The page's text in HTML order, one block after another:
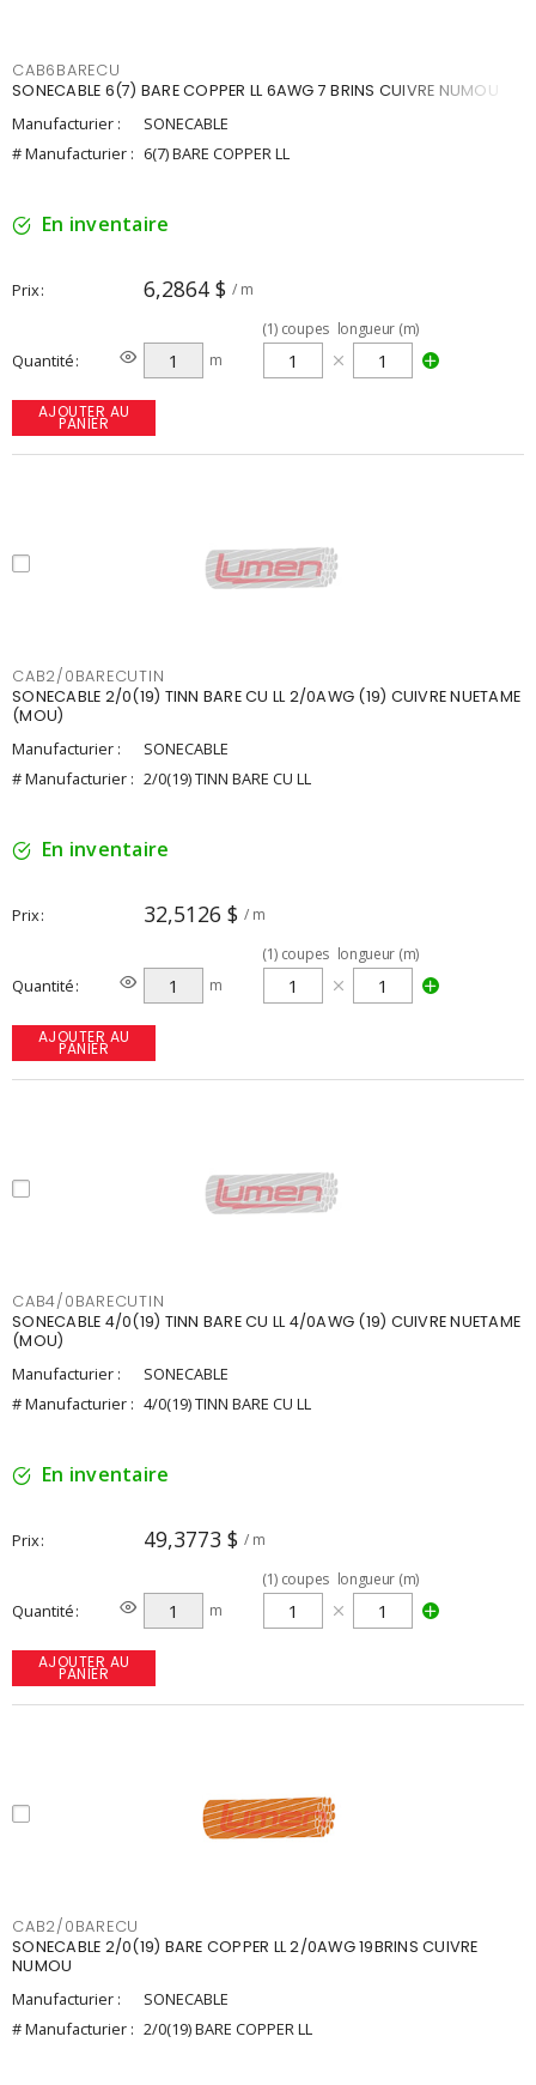
CAB6BARECU
SONECABLE 6(7) BARE COPPER LL 6AWG 7 BRINS CUIVRE NUMOU
Manufacturier :
SONECABLE
# Manufacturier : 6(7) BARE COPPER LL
En inventaire
Prix 6,2864 $ / m
Quantité m
(1) coupes longueur (m)
AJOUTER AU
PANIER
CAB2/0BARECUTIN
SONECABLE 2/0(19) TINN BARE CU LL 2/0AWG (19) CUIVRE NUETAME
(MOU)
Manufacturier :
SONECABLE
# Manufacturier : 2/0(19) TINN BARE CU LL
En inventaire
Prix 32,5126 $ / m
Quantité m
(1) coupes longueur (m)
AJOUTER AU
PANIER
CAB4/0BARECUTIN
SONECABLE 4/0(19) TINN BARE CU LL 4/0AWG (19) CUIVRE NUETAME
(MOU)
Manufacturier :
SONECABLE
# Manufacturier : 4/0(19) TINN BARE CU LL
En inventaire
Prix 49,3773 $ / m
Quantité m
(1) coupes longueur (m)
AJOUTER AU
PANIER
CAB2/0BARECU
SONECABLE 2/0(19) BARE COPPER LL 2/0AWG 19BRINS CUIVRE
NUMOU
Manufacturier :
SONECABLE
# Manufacturier : 2/0(19) BARE COPPER LL